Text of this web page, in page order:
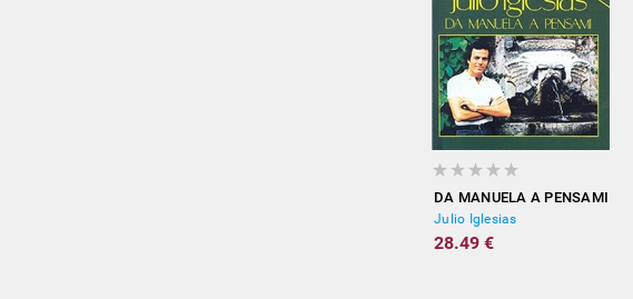
DA MANUELA A PENSAMI
Julio Iglesias
28.49 €